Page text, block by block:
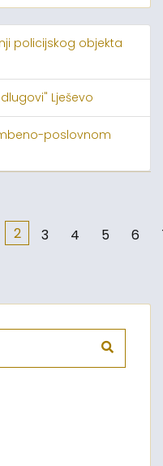
policijskog objekta
Lješevo
poslovnom
2 3 4 5 6